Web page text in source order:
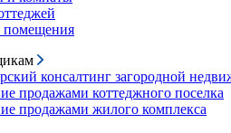
консалтинг загородной
продажами коттеджного поселка
продажами жилого комплекса